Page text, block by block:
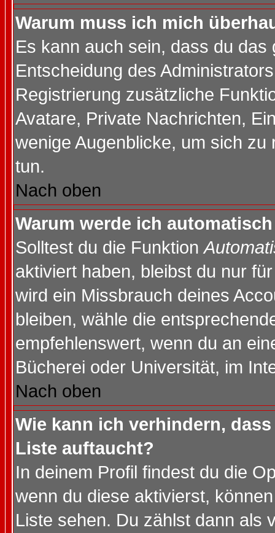
Warum muss ich mich
Es kann auch sein, dass du
Entscheidung des
Registrierung zusätzliche
Avatare, Private Nachrichten,
wenige Augenblicke, um sich
tun.
Nach oben
Warum werde ich
Solltest du die Funktion
aktiviert haben, bleibst du nur
wird ein Missbrauch deines
bleiben, wähle die
empfehlenswert, wenn du an
Bücherei oder Universität, im
Nach oben
Wie kann ich verhindern,
Liste auftaucht?
In deinem Profil findest du die
wenn du diese aktivierst,
Liste sehen. Du zählst dann als